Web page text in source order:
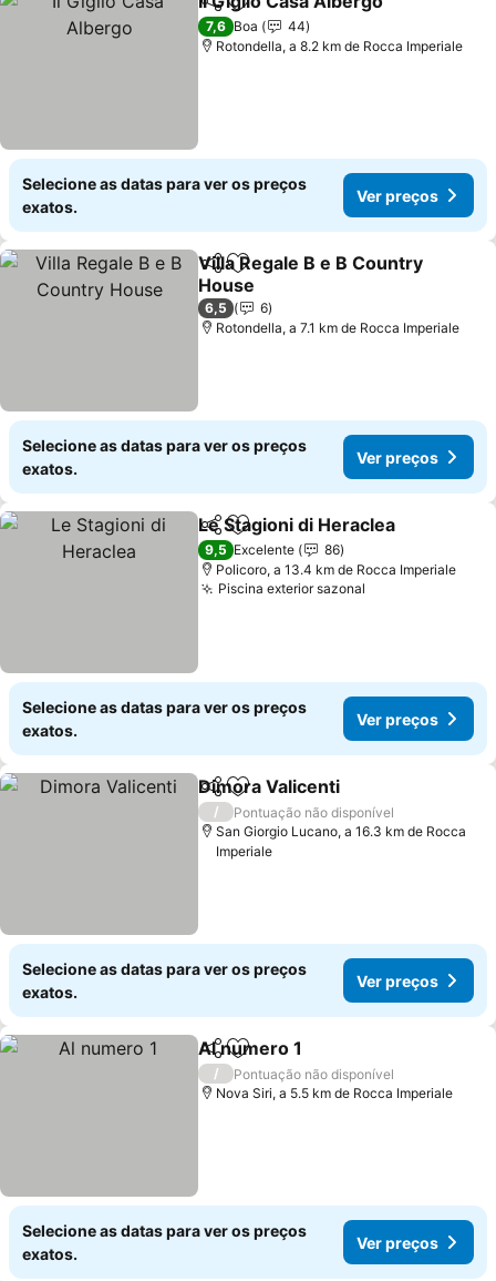
PartilharAdicionar aos favoritos
7,6 Boa
44
Rotondella, a 8.2 km de Rocca Imperiale
Selecione as datas para ver os preços
exatos.
Ver preços
PartilharAdicionar aos favoritos
Villa Regale B e B Country
House
Ver preços
6,5
6
Rotondella, a 7.1 km de Rocca Imperiale
Selecione as datas para ver os preços
exatos.
Ver preços
PartilharAdicionar aos favoritos
Le Stagioni di Heraclea
9,5 Excelente
86
Policoro, a 13.4 km de Rocca Imperiale
Piscina exterior sazonal
Selecione as datas para ver os preços
exatos.
Ver preços
PartilharAdicionar aos favoritos
Dimora Valicenti
/
Pontuação não disponível
San Giorgio Lucano, a 16.3 km de Rocca
Imperiale
Selecione as datas para ver os preços
exatos.
Ver preços
PartilharAdicionar aos favoritos
Al numero 1
/
Pontuação não disponível
Nova Siri, a 5.5 km de Rocca Imperiale
Selecione as datas para ver os preços
exatos.
Ver preços